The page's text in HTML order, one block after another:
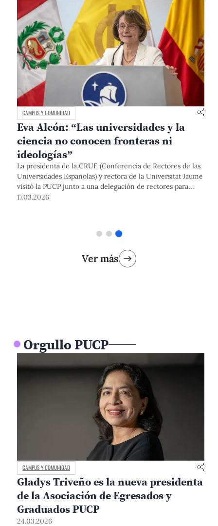
CAMPUS Y COMUNIDAD
Eva Alcón: “Las universidades y la
ciencia no conocen fronteras ni
ideologías”
La presidenta de la CRUE (Conferencia de Rectores de las
Universidades Españolas) y rectora de la Universitat Jaume I
visitó la PUCP junto a una delegación de rectores para
fortalecer la colaboración universitaria entre España y Perú.
17.03.2026
Ver más
Orgullo PUCP
CAMPUS Y COMUNIDAD
Gladys Triveño es la nueva presidenta
de la Asociación de Egresados y
Graduados PUCP
24.03.2026